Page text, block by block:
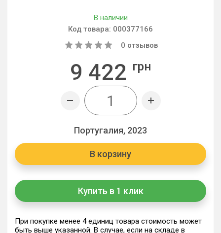
В наличии
Код товара: 000377166
0 отзывов
9 422 грн
Португалия, 2023
В корзину
Купить в 1 клик
При покупке менее 4 единиц товара стоимость может
быть выше указанной. В случае, если на складе в